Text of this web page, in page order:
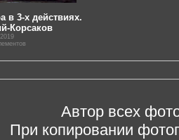
в 3-х действиях.
Корсаков
Автор всех
При копировании